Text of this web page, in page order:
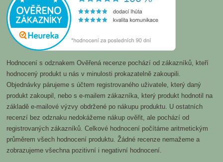
Hodnocení s odznakem Ověřená recenze pochází od zákazníků, kteří
hodnocený produkt u nás v minulosti prokazatelně zakoupili.
Objednávky párujeme s účtem registrovaného uživatele, který daný
produkt zakoupil, nebo s e-mailem zákazníka, který produkt hodnotil na
základě e-mailové výzvy obdržené po nákupu produktu. U ostatních
recenzí bez odznaku nedokážeme nákup ověřit, ale pochází od
registrovaných zákazníků. Celkové hodnocení počítáme aritmetickým
průměrem všech hodnocení produktu. Žádné recenze nemažeme a
zobrazujeme všechna pozitivní i negativní hodnocení.